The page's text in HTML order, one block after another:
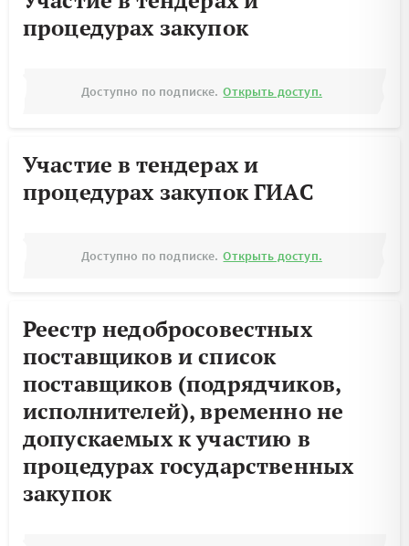
процедурах закупок
Доступно по подписке. Открыть доступ.
Участие в тендерах и
процедурах закупок ГИАС
Доступно по подписке. Открыть доступ.
Реестр недобросовестных
поставщиков и список
поставщиков (подрядчиков,
исполнителей), временно не
допускаемых к участию в
процедурах государственных
закупок